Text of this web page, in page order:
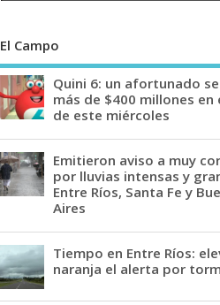
El Campo
Quini 6: un afortunado
más de $400 millones en
de este miércoles
Emitieron aviso a muy
por lluvias intensas y
Entre Ríos, Santa Fe y
Aires
Tiempo en Entre Ríos:
naranja el alerta por